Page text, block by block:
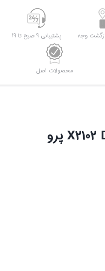
پشتیبانی 9 صبح تا 19
محصولات اصل